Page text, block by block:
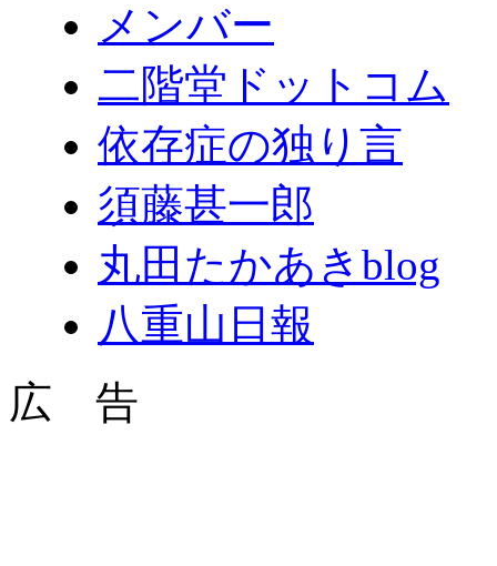
メンバー
二階堂ドットコム
依存症の独り言
須藤甚一郎
丸田たかあきblog
八重山日報
広 告